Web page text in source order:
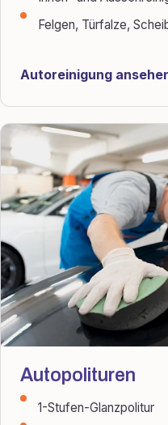
Felgen, Türfalze,
Autoreinigung
Autopolituren
1-Stufen-Glanzpolitur